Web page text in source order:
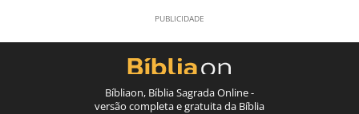
Bíbliaon, Bíblia Sagrada Online -
versão completa e gratuita da Bíblia